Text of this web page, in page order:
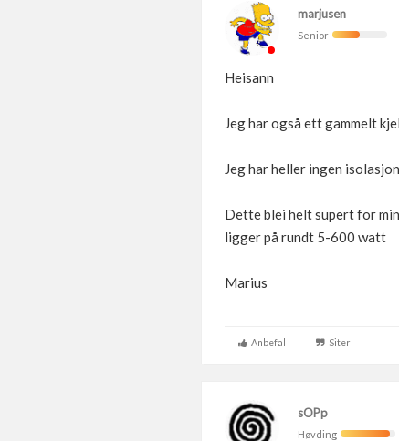
marjusen
Senior
Heisann
Jeg har også ett gammelt
Jeg har heller ingen
Dette blei helt supert for
ligger på rundt 5-600 watt
Marius
Anbefal Siter
sOPp
Høvding